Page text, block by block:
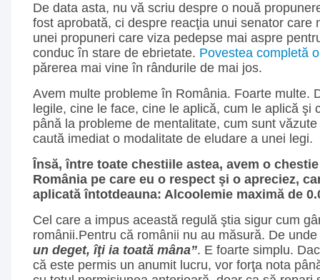
De data asta, nu vă scriu despre o nouă
fost aprobată, ci despre reacţia unui senator care
unei propuneri care viza pedepse mai aspre
conduc în stare de ebrietate. Povestea completă
părerea mai vine în rândurile de mai jos.
Avem multe probleme în România. Foarte multe.
legile, cine le face, cine le aplică, cum le aplică şi
până la probleme de mentalitate, cum sunt
caută imediat o modalitate de eludare a unei legi.
Însă, între toate chestiile astea, avem o
România pe care eu o respect şi o apreciez,
aplicată întotdeauna: Alcoolemie maximă de
Cel care a impus această regulă ştia sigur cum
românii.Pentru că românii nu au măsură. De
un deget, îţi ia toată mâna”. E foarte simplu.
că este permis un anumit lucru, vor forţa nota